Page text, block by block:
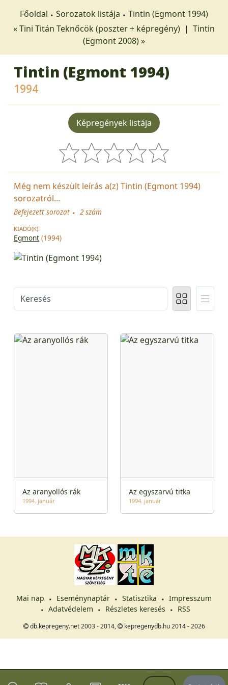
Főoldal Sorozatok listája
Tintin (Egmont 1994)
« Tini Titán Teknőcök (poszter + képregény) | Tintin
(Egmont 2008) »
Tintin (Egmont 1994)
1994
Képregények listája
Még nem készült leírás a(z) Tintin (Egmont 1994)
sorozatról...
Befejezett sorozat 2 szám
KIADÓ(K):
Egmont (1994)
Az aranyollós rák
1994. január
Az egyszarvú titka
1994. január
Mai nap Eseménynaptár Statisztika
Impresszum
Adatvédelem
Részletes keresés RSS
db.kepregeny.net 2003 - 2014, kepregenydb.hu 2014 - 2026